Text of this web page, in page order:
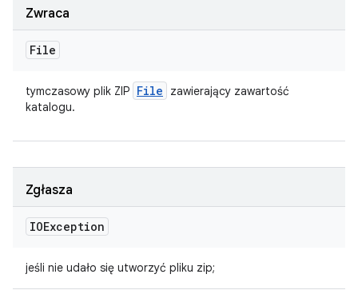
Zwraca
File
tymczasowy plik ZIP File
zawierający zawartość
katalogu.
Zgłasza
IOException
jeśli nie udało się utworzyć pliku zip;